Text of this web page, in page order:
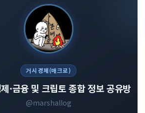
거시경제(매크로)
·금융 및 크립토 종합 정보 공유방
@marshallog